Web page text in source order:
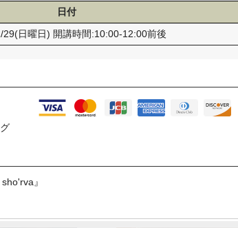
日付
29(日曜日) 開講時間:10:00-12:00前後
』